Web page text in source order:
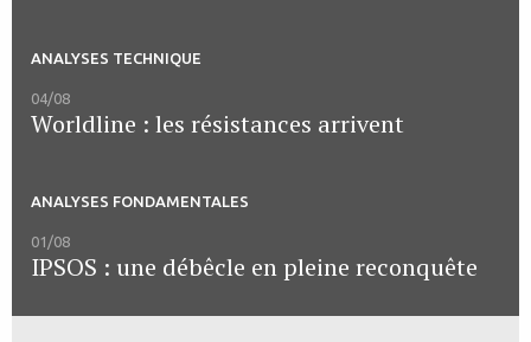
ANALYSES TECHNIQUE
04/08
Worldline : les résistances arrivent
ANALYSES FONDAMENTALES
01/08
IPSOS : une débêcle en pleine reconquête